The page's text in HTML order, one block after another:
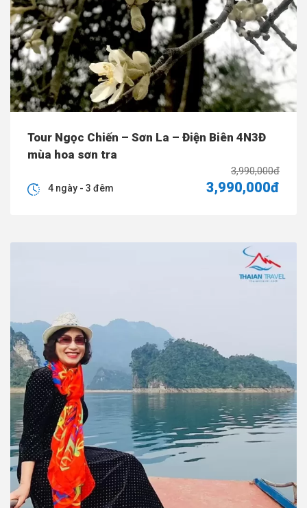
Tour Ngọc Chiến – Sơn La – Điện Biên 4N3Đ
mùa hoa sơn tra
3,990,000đ
3,990,000đ
4 ngày - 3 đêm